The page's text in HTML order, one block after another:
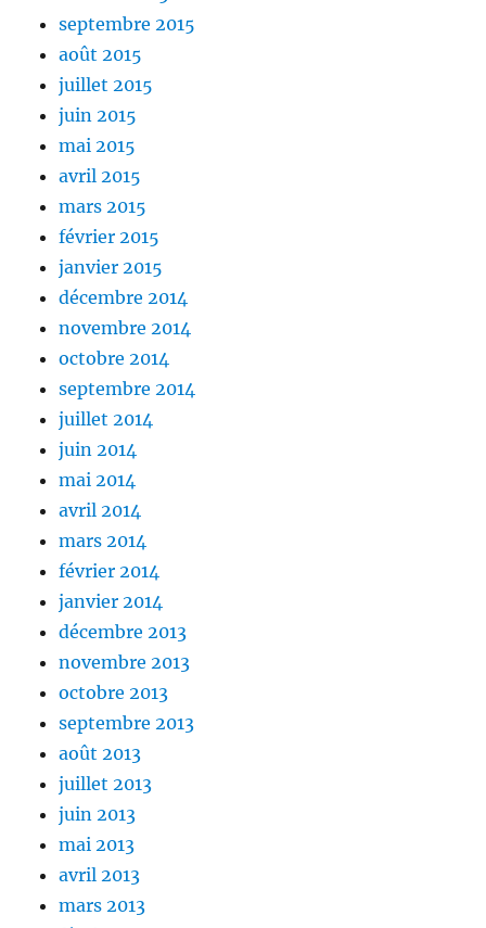
septembre 2015
août 2015
juillet 2015
juin 2015
mai 2015
avril 2015
mars 2015
février 2015
janvier 2015
décembre 2014
novembre 2014
octobre 2014
septembre 2014
juillet 2014
juin 2014
mai 2014
avril 2014
mars 2014
février 2014
janvier 2014
décembre 2013
novembre 2013
octobre 2013
septembre 2013
août 2013
juillet 2013
juin 2013
mai 2013
avril 2013
mars 2013